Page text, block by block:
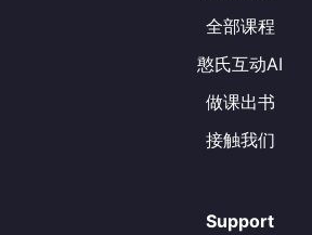
全部课程
憨氏互动AI
做课出书
接触我们
Support